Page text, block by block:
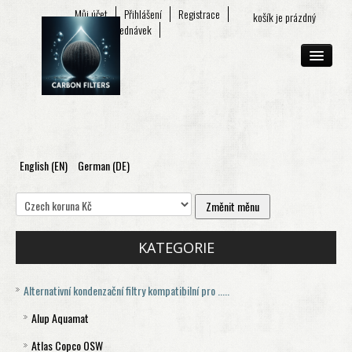
košík je prázdný
Můj účet Přihlášení
Registrace
Seznam objednávek
O FIRMĚ
E-SHOP
English (EN) German (DE)
KATEGORIE
Alternativní kondenzační filtry kompatibilní pro .....
Alup Aquamat
Aquamat 120
Atlas Copco OSW